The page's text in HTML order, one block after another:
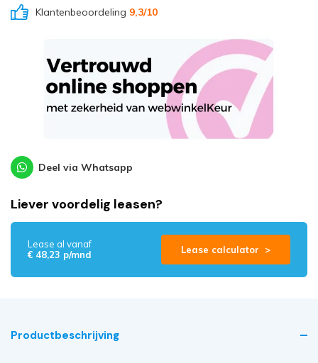
Klantenbeoordeling 9,3/10
Deel via Whatsapp
Liever voordelig leasen?
Lease al vanaf
€ 48,23 p/mnd
Lease calculator >
Productbeschrijving